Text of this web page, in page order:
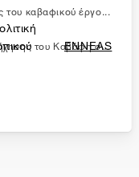
του καβαφικού έργο...
του Καβάφη σ...
ENNEAS